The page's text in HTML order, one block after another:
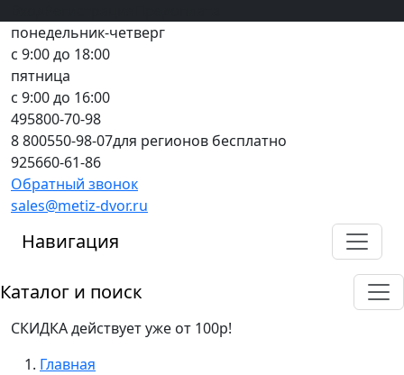
понедельник-четверг
с 9:00 до 18:00
пятница
с 9:00 до 16:00
495800-70-98
8 800550-98-07для регионов бесплатно
925660-61-86
Обратный звонок
sales@metiz-dvor.ru
Навигация
Каталог и поиск
СКИДКА действует уже от 100р!
Главная